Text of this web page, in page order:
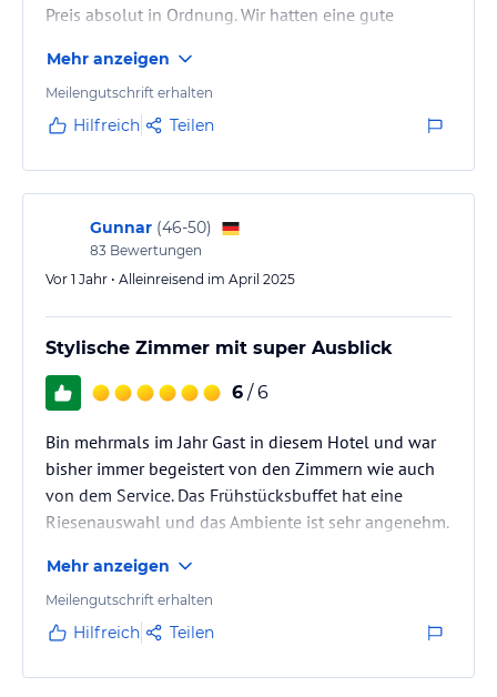
Preis absolut in Ordnung. Wir hatten eine gute
Mehr anzeigen
Meilengutschrift erhalten
Hilfreich Teilen
Gunnar (46-50)
83 Bewertungen
Vor 1 Jahr • Alleinreisend im April 2025
Stylische Zimmer mit super Ausblick
6 / 6
Bin mehrmals im Jahr Gast in diesem Hotel und war
bisher immer begeistert von den Zimmern wie auch
von dem Service. Das Frühstücksbuffet hat eine
Riesenauswahl und das Ambiente ist sehr angenehm.
Besuch wert. Parkplätze gibt es sowohl Hotel eigene
als auch 50 m entfernt öffentliche, wo man immer
einen Parkplatz findet.
Mehr anzeigen
Meilengutschrift erhalten
Hilfreich Teilen